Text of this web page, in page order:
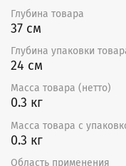
Глубина товара
37 см
Глубина упаковки
24 см
Масса товара (нетто)
0.3 кг
Масса товара с
0.3 кг
Область применения